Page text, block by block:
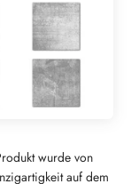
wurde von
auf dem